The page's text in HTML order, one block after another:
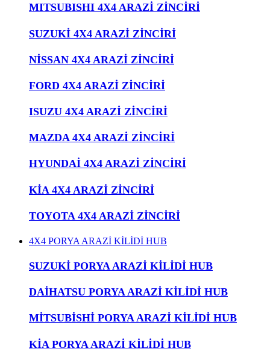
MITSUBISHI 4X4 ARAZİ ZİNCİRİ
SUZUKİ 4X4 ARAZİ ZİNCİRİ
NİSSAN 4X4 ARAZİ ZİNCİRİ
FORD 4X4 ARAZİ ZİNCİRİ
ISUZU 4X4 ARAZİ ZİNCİRİ
MAZDA 4X4 ARAZİ ZİNCİRİ
HYUNDAİ 4X4 ARAZİ ZİNCİRİ
KİA 4X4 ARAZİ ZİNCİRİ
TOYOTA 4X4 ARAZİ ZİNCİRİ
4X4 PORYA ARAZİ KİLİDİ HUB
SUZUKİ PORYA ARAZİ KİLİDİ HUB
DAİHATSU PORYA ARAZİ KİLİDİ HUB
MİTSUBİSHİ PORYA ARAZİ KİLİDİ HUB
KİA PORYA ARAZİ KİLİDİ HUB